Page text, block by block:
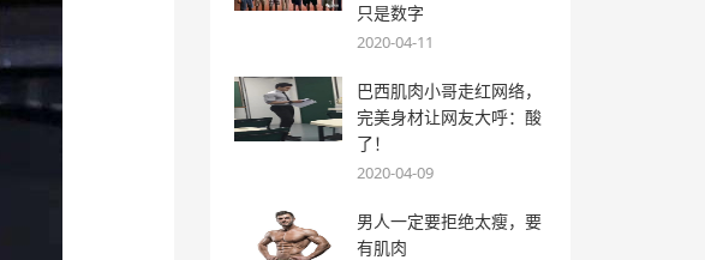
只是数字
2020-04-11
巴西肌肉小哥走红网络，
完美身材让网友大呼：酸
了！
2020-04-09
男人一定要拒绝太瘦，要
有肌肉